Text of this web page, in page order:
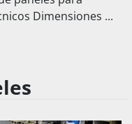
Dimensiones ...